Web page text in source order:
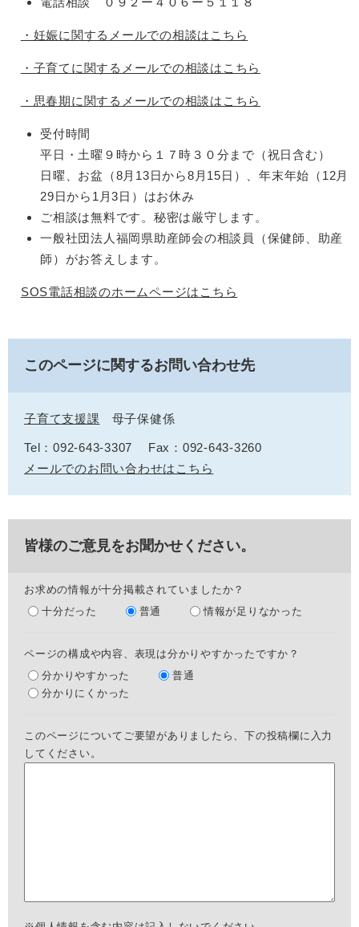
・妊娠に関するメールでの相談はこちら
・子育てに関するメールでの相談はこちら
・思春期に関するメールでの相談はこちら
受付時間
平日・土曜９時から１７時３０分まで（祝日含む）
日曜、お盆（8月13日から8月15日）、年末年始（12月
29日から1月3日）はお休み
ご相談は無料です。秘密は厳守します。
一般社団法人福岡県助産師会の相談員（保健師、助産
師）がお答えします。
SOS電話相談のホームページはこちら
このページに関するお問い合わせ先
子育て支援課 母子保健係
Tel：092-643-3307
Fax：092-643-3260
メールでのお問い合わせはこちら
皆様のご意見をお聞かせください。
お求めの情報が十分掲載されていましたか？
十分だった
普通 情報が足りなかった
ページの構成や内容、表現は分かりやすかったですか？
分かりやすかった
普通
分かりにくかった
このページについてご要望がありましたら、下の投稿欄に入力
してください。